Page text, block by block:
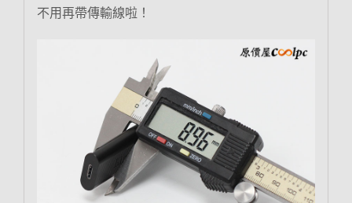
不用再帶傳輸線啦！